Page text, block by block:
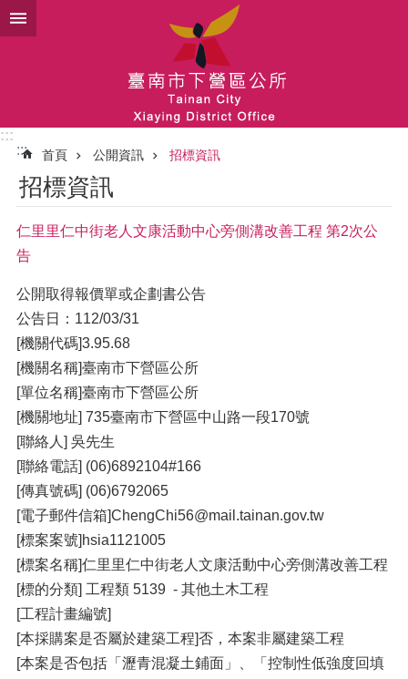
跳到主要內容區塊
:::
:::
首頁 公開資訊 招標資訊
招標資訊
仁里里仁中街老人文康活動中心旁側溝改善工程 第2次公
告
公開取得報價單或企劃書公告
公告日：112/03/31
[機關代碼]3.95.68
[機關名稱]臺南市下營區公所
[單位名稱]臺南市下營區公所
[機關地址] 735臺南市下營區中山路一段170號
[聯絡人] 吳先生
[聯絡電話] (06)6892104#166
[傳真號碼] (06)6792065
[電子郵件信箱]ChengChi56@mail.tainan.gov.tw
[標案案號]hsia1121005
[標案名稱]仁里里仁中街老人文康活動中心旁側溝改善工程
[標的分類] 工程類 5139 - 其他土木工程
[工程計畫編號]
[本採購案是否屬於建築工程]否，本案非屬建築工程
[本案是否包括「瀝青混凝土鋪面」、「控制性低強度回填